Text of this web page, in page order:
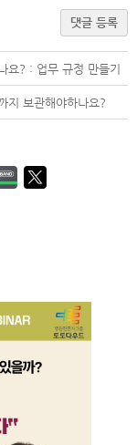
댓글 등록
요? : 업무 규정 만들기
지 보관해야하나요?